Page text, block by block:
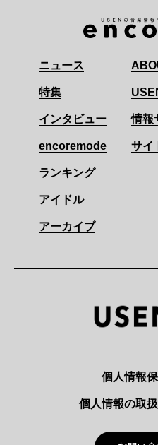
ニュース
特集
インタビュー
encoremode
ランキング
アイドル
アーカイブ
情報
サイ
個人情報
個人情報の取